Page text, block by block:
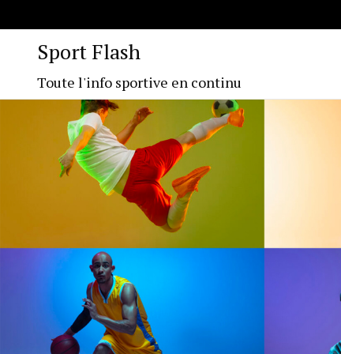
Sport Flash
Toute l'info sportive en continu